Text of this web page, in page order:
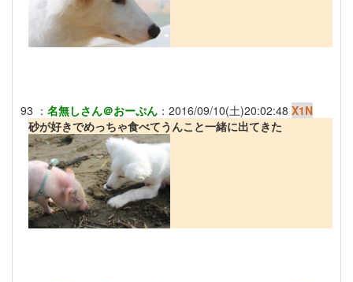
93 ： 名無しさん＠おーぷん ： 2016/09/10(土)20:02:48 X1N
砂が好きでめっちゃ食べてうんこと一緒に出てきた